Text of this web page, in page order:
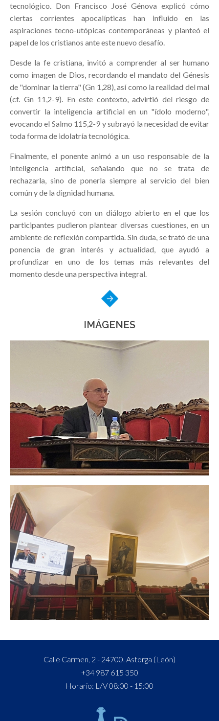
tecnológico. Don Francisco José Génova explicó cómo
ciertas corrientes apocalípticas han influido en las
aspiraciones tecno-utópicas contemporáneas y planteó el
papel de los cristianos ante este nuevo desafío.
Desde la fe cristiana, invitó a comprender al ser humano
como imagen de Dios, recordando el mandato del Génesis
de "dominar la tierra" (Gn 1,28), así como la realidad del mal
(cf. Gn 11,2-9). En este contexto, advirtió del riesgo de
convertir la inteligencia artificial en un "ídolo moderno",
evocando el Salmo 115,2-9 y subrayó la necesidad de evitar
toda forma de idolatría tecnológica.
Finalmente, el ponente animó a un uso responsable de la
inteligencia artificial, señalando que no se trata de
rechazarla, sino de ponerla siempre al servicio del bien
común y de la dignidad humana.
La sesión concluyó con un diálogo abierto en el que los
participantes pudieron plantear diversas cuestiones, en un
ambiente de reflexión compartida. Sin duda, se trató de una
ponencia de gran interés y actualidad, que ayudó a
profundizar en uno de los temas más relevantes del
momento desde una perspectiva integral.
IMÁGENES
Calle Carmen, 2 - 24700. Astorga (León)
+34 987 615 350
Horario: L/V 08:00 - 15:00